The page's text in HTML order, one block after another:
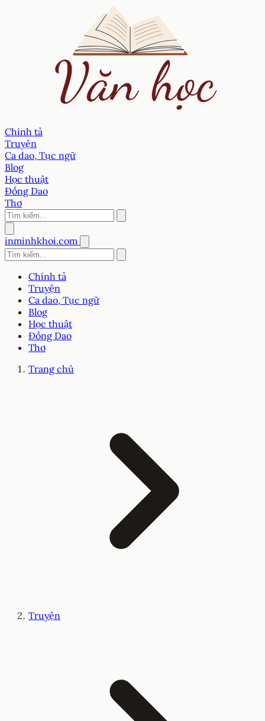
Chính tả
Truyện
Ca dao, Tục ngữ
Blog
Học thuật
Đồng Dao
Thơ
inminhkhoi.com
Chính tả
Truyện
Ca dao, Tục ngữ
Blog
Học thuật
Đồng Dao
Thơ
Trang chủ
Truyện